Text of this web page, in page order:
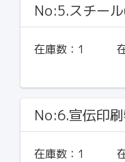
No:5.スチー
在庫数： 1
No:6.宣伝印
在庫数： 1